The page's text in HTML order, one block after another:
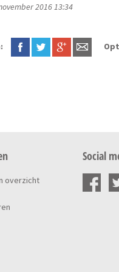
2016 13:34
overzicht
Social